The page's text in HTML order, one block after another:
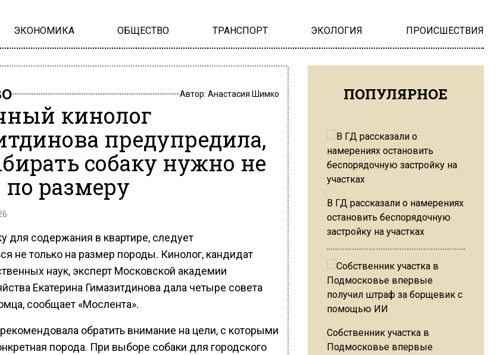
ЭКОНОМИКА ОБЩЕСТВО ТРАНСПОРТ ЭКОЛОГИЯ ПРОИСШЕСТВИЯ
Автор: Анастасия Шимко
кинолог
предупредила,
собаку нужно не
по размеру
для содержания в квартире, следует
не только на размер породы. Кинолог, кандидат
наук, эксперт Московской академии
Екатерина Гимазитдинова дала четыре совета
сообщает «Мослента».
обратить внимание на цели, с которыми
порода. При выборе собаки для городского
ПОПУЛЯРНОЕ
В ГД рассказали о намерениях
остановить беспорядочную
застройку на участках
Собственник участка в
Подмосковье впервые